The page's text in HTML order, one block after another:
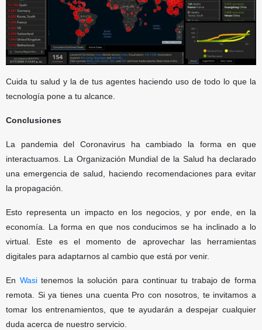
Cuida tu salud y la de tus agentes haciendo uso de todo lo que la
tecnología pone a tu alcance.
Conclusiones
La pandemia del Coronavirus ha cambiado la forma en que
interactuamos. La Organización Mundial de la Salud ha declarado
una emergencia de salud, haciendo recomendaciones para evitar
la propagación.
Esto representa un impacto en los negocios, y por ende, en la
economía. La forma en que nos conducimos se ha inclinado a lo
virtual. Este es el momento de aprovechar las herramientas
digitales para adaptarnos al cambio que está por venir.
En Wasitenemos la solución para continuar tu trabajo de forma
remota. Si ya tienes una cuenta Pro con nosotros, te invitamos a
tomar los entrenamientos, que te ayudarán a despejar cualquier
duda acerca de nuestro servicio.